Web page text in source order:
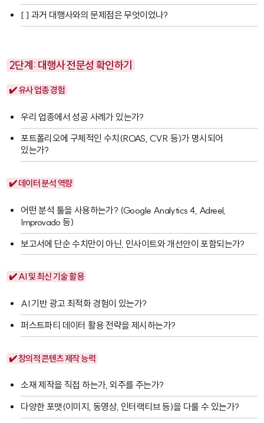
[ ] 과거 대행사와의 문제점은 무엇이었나?
2단계: 대행사 전문성 확인하기
✔️ 유사 업종 경험
우리 업종에서 성공 사례가 있는가?
포트폴리오에 구체적인 수치(ROAS, CVR 등)가 명시되어
있는가?
✔️ 데이터 분석 역량
어떤 분석 툴을 사용하는가? (Google Analytics 4, Adreel,
Improvado 등)
보고서에 단순 수치만이 아닌, 인사이트와 개선안이 포함되는가?
✔️ AI 및 최신 기술 활용
AI 기반 광고 최적화 경험이 있는가?
퍼스트파티 데이터 활용 전략을 제시하는가?
✔️ 창의적 콘텐츠 제작 능력
소재 제작을 직접 하는가, 외주를 주는가?
다양한 포맷(이미지, 동영상, 인터랙티브 등)을 다룰 수 있는가?